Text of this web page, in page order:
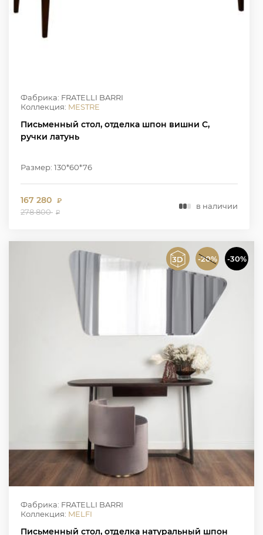
Фабрика: FRATELLI BARRI
Коллекция: MESTRE
Письменный стол, отделка шпон вишни C,
ручки латунь
Размер: 130*60*76
167 280 ₽
278 800 ₽
в наличии
-20% -30%
Фабрика: FRATELLI BARRI
Коллекция: MELFI
Письменный стол, отделка натуральный шпон